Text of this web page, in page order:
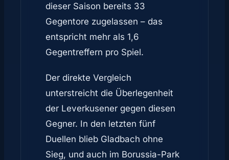
dieser Saison bereits 33
Gegentore zugelassen – das
entspricht mehr als 1,6
Gegentreffern pro Spiel.
Der direkte Vergleich
unterstreicht die Überlegenheit
der Leverkusener gegen diesen
Gegner. In den letzten fünf
Duellen blieb Gladbach ohne
Sieg, und auch im Borussia-Park